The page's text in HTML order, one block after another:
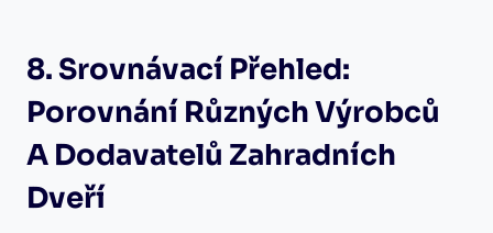
8. Srovnávací Přehled:
Porovnání Různých Výrobců
A Dodavatelů Zahradních
Dveří